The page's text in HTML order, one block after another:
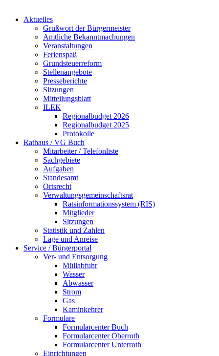
Aktuelles
Grußwort der Bürgermeister
Amtliche Bekanntmachungen
Veranstaltungen
Ferienspaß
Grundsteuerreform
Stellenangebote
Presseberichte
Sitzungen
Mitteilungsblatt
ILEK
Regionalbudget 2026
Regionalbudget 2025
Protokolle
Rathaus / VG Buch
Mitarbeiter / Telefonliste
Sachgebiete
Aufgaben
Standesamt
Ortsrecht
Verwaltungsgemeinschaftsrat
Ratsinformationssystem (RIS)
Mitglieder
Sitzungen
Statistik und Zahlen
Lage und Anreise
Service / Bürgerportal
Ver- und Entsorgung
Müllabfuhr
Wasser
Abwasser
Strom
Gas
Kaminkehrer
Formulare
Formularcenter Buch
Formularcenter Oberroth
Formularcenter Unterroth
Einrichtungen